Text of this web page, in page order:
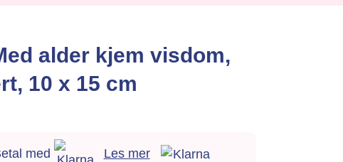
alder kjem visdom,
10 x 15 cm
med Les mer